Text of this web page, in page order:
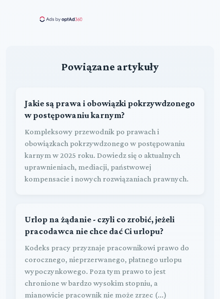
Powiązane artykuły
Jakie są prawa i obowiązki pokrzywdzonego
w postępowaniu karnym?
Kompleksowy przewodnik po prawach i
obowiązkach pokrzywdzonego w postępowaniu
karnym w 2025 roku. Dowiedz się o aktualnych
uprawnieniach, mediacji, państwowej
kompensacie i nowych rozwiązaniach prawnych.
Urlop na żądanie - czyli co zrobić, jeżeli
pracodawca nie chce dać Ci urlopu?
Kodeks pracy przyznaje pracownikowi prawo do
corocznego, nieprzerwanego, płatnego urlopu
wypoczynkowego. Poza tym prawo to jest
chronione w bardzo wysokim stopniu, a
mianowicie pracownik nie może zrzec (...)